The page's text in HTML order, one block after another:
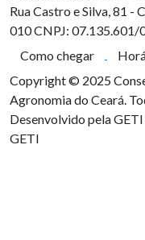
Rua Castro e Silva, 81 -
010CNPJ: 07.135.601/
Como chegar
Copyright © 2025
Agronomia do Ceará.
Desenvolvido pela GETI
GETI